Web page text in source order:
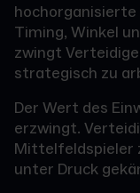
Timing, Winkel
zwingt
strategisch zu
Der Wert des
erzwingt.
Mittelfeldspieler
unter Druck